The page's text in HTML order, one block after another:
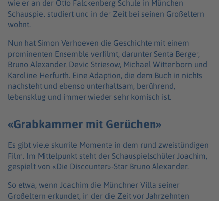
wie er an der Otto Falckenberg Schule in München
Schauspiel studiert und in der Zeit bei seinen Großeltern
wohnt.
Nun hat Simon Verhoeven die Geschichte mit einem
prominenten Ensemble verfilmt, darunter Senta Berger,
Bruno Alexander, Devid Striesow, Michael Wittenborn und
Karoline Herfurth. Eine Adaption, die dem Buch in nichts
nachsteht und ebenso unterhaltsam, berührend,
lebensklug und immer wieder sehr komisch ist.
«Grabkammer mit Gerüchen»
Es gibt viele skurrile Momente in dem rund zweistündigen
Film. Im Mittelpunkt steht der Schauspielschüler Joachim,
gespielt von «Die Discounter»-Star Bruno Alexander.
So etwa, wenn Joachim die Münchner Villa seiner
Großeltern erkundet, in der die Zeit vor Jahrzehnten